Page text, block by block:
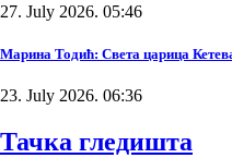
27. July 2026. 05:46
Марина Тодић: Света царица
23. July 2026. 06:36
Тачка гледишта